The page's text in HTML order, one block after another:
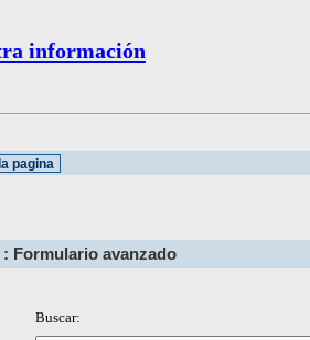
información
: Formulario avanzado
Buscar: